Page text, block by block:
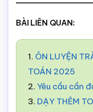
BÀI LIÊN QUAN:
1. ÔN LUYỆN
TOÁN 2025
2. Yêu cầu cần
3. DẠY THÊM